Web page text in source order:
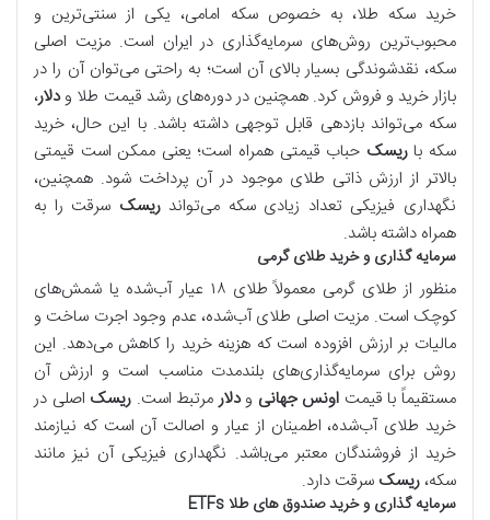
خرید سکه طلا، به خصوص سکه امامی، یکی از سنتی‌ترین و
محبوب‌ترین روش‌های سرمایه‌گذاری در ایران است. مزیت اصلی
سکه، نقدشوندگی بسیار بالای آن است؛ به راحتی می‌توان آن را در
بازار خرید و فروش کرد. همچنین در دوره‌های رشد قیمت طلا ودلار،
سکه می‌تواند بازدهی قابل توجهی داشته باشد. با این حال، خرید
سکه با ریسک حباب قیمتی همراه است؛ یعنی ممکن است قیمتی
بالاتر از ارزش ذاتی طلای موجود در آن پرداخت شود. همچنین،
نگهداری فیزیکی تعداد زیادی سکه می‌تواند ریسک سرقت را به
همراه داشته باشد.
سرمایه‌ گذاری و خرید طلای گرمی
منظور از طلای گرمی معمولاً طلای ۱۸ عیار آب‌شده یا شمش‌های
کوچک است. مزیت اصلی طلای آب‌شده، عدم وجود اجرت ساخت و
مالیات بر ارزش افزوده است که هزینه خرید را کاهش می‌دهد. این
روش برای سرمایه‌گذاری‌های بلندمدت مناسب است و ارزش آن
مستقیماً با قیمت اونس جهانی ودلارمرتبط است. ریسک اصلی در
خرید طلای آب‌شده، اطمینان از عیار و اصالت آن است که نیازمند
خرید از فروشندگان معتبر می‌باشد. نگهداری فیزیکی آن نیز مانند
سکه، ریسک سرقت دارد.
سرمایه‌ گذاری و خرید صندوق های طلا ETFs